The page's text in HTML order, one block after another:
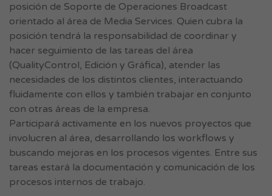
posición de Soporte de Operaciones Broadcast
orientado al área de Media Services. Quien cubra la
posición tendrá la responsabilidad de coordinar y
hacer seguimiento de las tareas del área
(QualityControl, Edición y Gráfica), atender las
necesidades de los distintos clientes, interactuando
fluidamente con ellos y también trabajar en conjunto
con otras áreas de la empresa.
Participará activamente en los nuevos proyectos que
involucren al área, desarrollando los workflows y
buscando mejoras en los procesos vigentes. Entre sus
tareas estará la documentación y comunicación de los
procesos internos de trabajo.